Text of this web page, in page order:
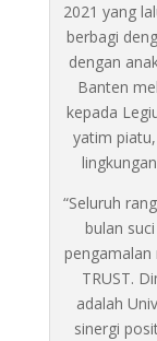
2021 yang
berbagi
dengan
Banten
kepada
yatim
“Seluruh
bulan
pengamalan
TRUST.
adalah
sinergi